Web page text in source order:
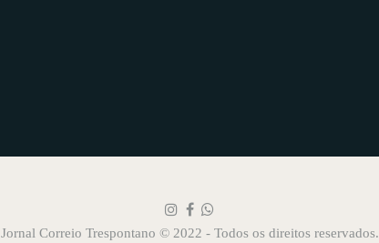
Jornal Correio Trespontano © 2022 - Todos os direitos reservados.